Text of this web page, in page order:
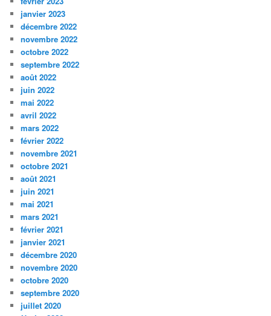
janvier 2023
décembre 2022
novembre 2022
octobre 2022
septembre 2022
août 2022
juin 2022
mai 2022
avril 2022
mars 2022
février 2022
novembre 2021
octobre 2021
août 2021
juin 2021
mai 2021
mars 2021
février 2021
janvier 2021
décembre 2020
novembre 2020
octobre 2020
septembre 2020
juillet 2020